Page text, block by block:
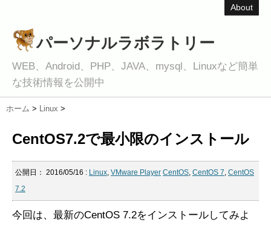
About
パーソナルラボラトリー
WEB、Android、PHP、JAVA、mysql、Linuxなど簡単
な技術情報を公開中
ホーム > Linux >
CentOS7.2で最小限のインストール
公開日： 2016/05/16 : Linux, VMware Player CentOS, CentOS 7, CentOS
7.2
今回は、最新のCentOS 7.2をインストールしてみよ